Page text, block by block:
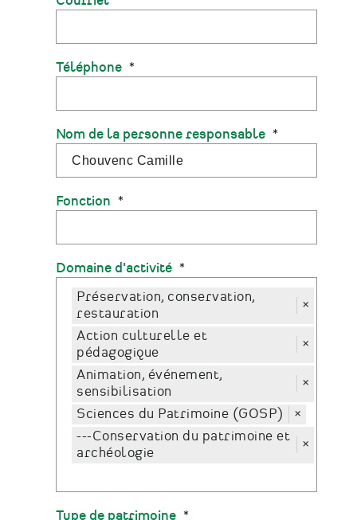
Téléphone
Nom de la personne responsable
Fonction
Domaine d'activité
Préservation, conservation,
restauration
×
Action culturelle et
pédagogique
×
Animation, événement,
sensibilisation
×
Sciences du Patrimoine (GOSP)
×
---Conservation du patrimoine et
archéologie
×
Type de patrimoine